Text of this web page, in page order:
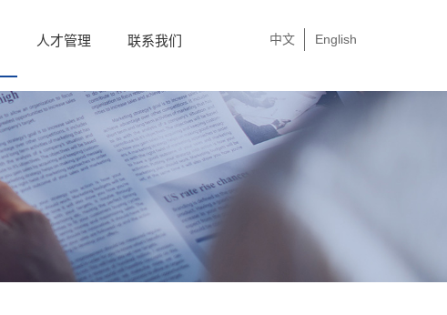
人才管理 联系我们 English
中文